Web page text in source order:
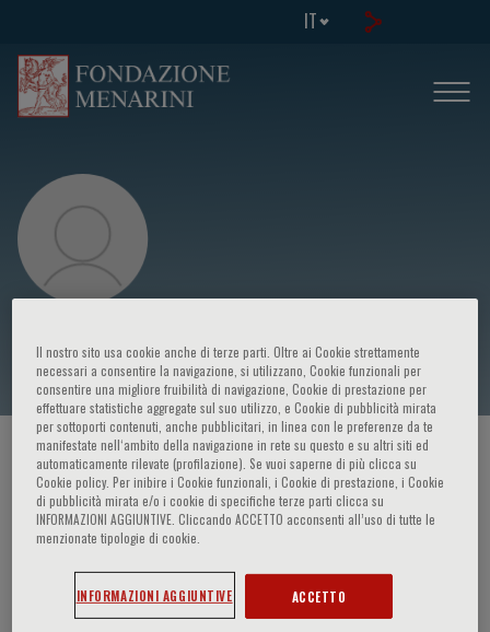
IT
Paolo Corradini
HOME PAGE / CORSI ED EVENTI / RELATORE
Paolo Corradini
Il nostro sito usa cookie anche di terze parti. Oltre ai Cookie strettamente
necessari a consentire la navigazione, si utilizzano, Cookie funzionali per
consentire una migliore fruibilità di navigazione, Cookie di prestazione per
effettuare statistiche aggregate sul suo utilizzo, e Cookie di pubblicità mirata
per sottoporti contenuti, anche pubblicitari, in linea con le preferenze da te
manifestate nell‘ambito della navigazione in rete su questo e su altri siti ed
automaticamente rilevate (profilazione). Se vuoi saperne di più clicca su
Cookie policy. Per inibire i Cookie funzionali, i Cookie di prestazione, i Cookie
di pubblicità mirata e/o i cookie di specifiche terze parti clicca su
INFORMAZIONI AGGIUNTIVE. Cliccando ACCETTO acconsenti all’uso di tutte le
menzionate tipologie di cookie.
INFORMAZIONI AGGIUNTIVE ACCETTO